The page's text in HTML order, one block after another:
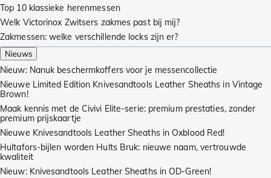
Top 10 klassieke herenmessen
Welk Victorinox Zwitsers zakmes past bij mij?
Zakmessen: welke verschillende locks zijn er?
Nieuws
Nieuw: Nanuk beschermkoffers voor je messencollectie
Nieuwe Limited Edition Knivesandtools Leather Sheaths in Vintage
Brown!
Maak kennis met de Civivi Elite-serie: premium prestaties, zonder
premium prijskaartje
Nieuwe Knivesandtools Leather Sheaths in Oxblood Red!
Hultafors-bijlen worden Hults Bruk: nieuwe naam, vertrouwde
kwaliteit
Nieuw: Knivesandtools Leather Sheaths in OD-Green!